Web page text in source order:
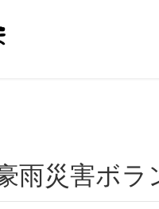
in /
豪雨災害ボ